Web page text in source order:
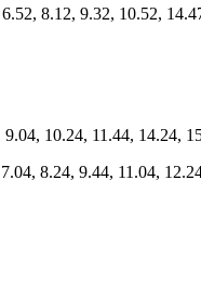
6.52, 8.12, 9.32, 10.52,
9.04, 10.24, 11.44, 14.24,
7.04, 8.24, 9.44, 11.04,